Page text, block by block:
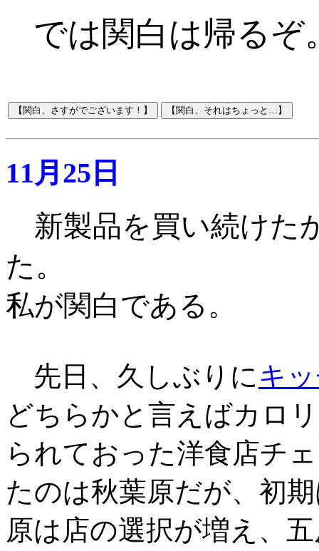
では関白は帰るぞ
11月25日
新製品を買い続けた
た。
私が関白である 。
先日、久しぶりに キ
どちらかと言えばカロ
られておった洋食店チ
たのは秋葉原だが、初
原は店の選択が増え、